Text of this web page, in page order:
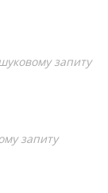
запиту
запиту